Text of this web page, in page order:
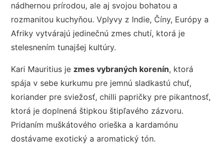
nádhernou prírodou, ale aj svojou bohatou a
rozmanitou kuchyňou. Vplyvy z Indie, Číny, Európy a
Afriky vytvárajú jedinečnú zmes chutí, ktorá je
stelesnením tunajšej kultúry.
Kari Mauritius je zmes vybraných korenín, ktorá
spája v sebe kurkumu pre jemnú sladkastú chuť,
koriander pre sviežosť, chilli papričky pre pikantnosť,
ktorá je doplnená štipkou štipľavého zázvoru.
Pridaním muškátového orieška a kardamónu
dostávame exotický a aromatický tón.